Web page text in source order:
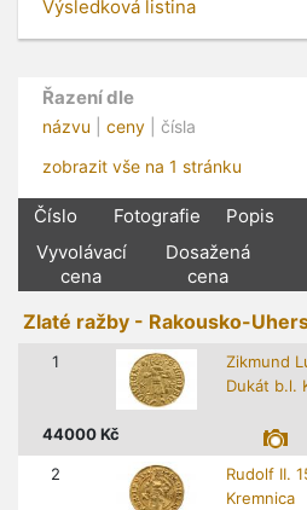
Výsledková listina
Řazení dle
názvu ceny | čísla
zobrazit vše na 1 stránku
Číslo Fotografie
Popis
Vyvolávací
cena
Dosažená
cena
Zlaté ražby - Rakousko-
1
Zikmund
Dukát b.l.
44000 Kč
2
Rudolf II.
Kremnica